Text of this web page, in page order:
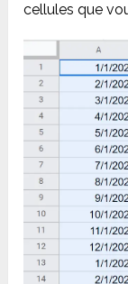
cellules que